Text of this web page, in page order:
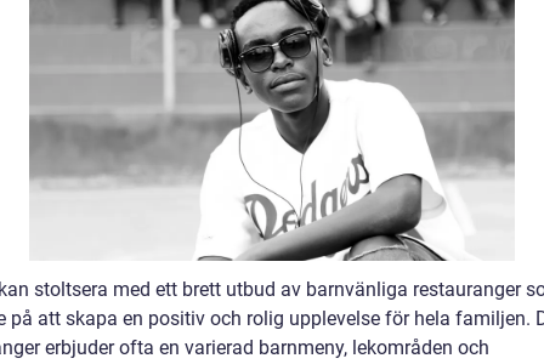
stoltsera med ett brett utbud av barnvänliga restauranger
på att skapa en positiv och rolig upplevelse för hela familjen.
erbjuder ofta en varierad barnmeny, lekområden och